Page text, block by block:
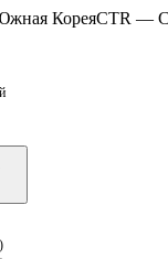
КореяCTR —